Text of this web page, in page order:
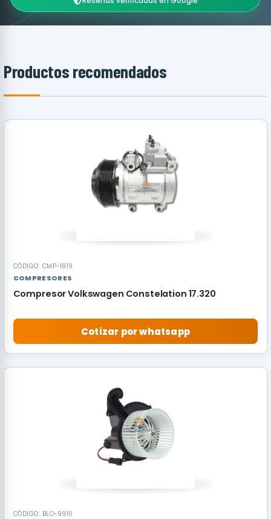
Productos recomendados
CÓDIGO: CMP-1819
COMPRESORES
Compresor Volkswagen Constelation 17.320
Cotizar por whatsapp
CÓDIGO: BLO-9910